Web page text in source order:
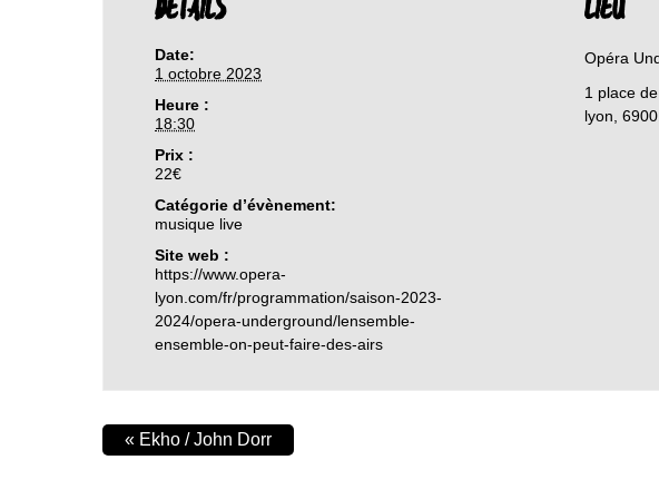
DETAILS
Date:
1 octobre 2023
Heure :
18:30
Prix :
22€
Catégorie d’évènement:
musique live
Site web :
https://www.opera-
lyon.com/fr/programmation/saison-2023-
2024/opera-underground/lensemble-
ensemble-on-peut-faire-des-airs
LIEU
Opéra
1 place
lyon
« Ekho / John Dorr